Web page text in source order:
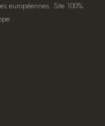
européennes. Site 100%